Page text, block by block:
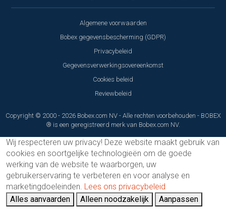
Algemene voorwaarden
Bobex gegevensbescherming (GDPR)
Privacybeleid
Gegevensverwerkingsovereenkomst
Cookies beleid
Reviewbeleid
Copyright © 2000 - 2026 Bobex.com NV - Alle rechten voorbehouden - BOBEX
® is een geregistreerd merk van Bobex.com NV.
Wij respecteren uw privacy! Deze website maakt gebruik van
cookies en soortgelijke technologieën om de goede
werking van de website te waarborgen, uw
gebruikerservaring te verbeteren en voor analyse en
marketingdoeleinden. Lees ons privacybeleid
Alles aanvaarden
Alleen noodzakelijk Aanpassen